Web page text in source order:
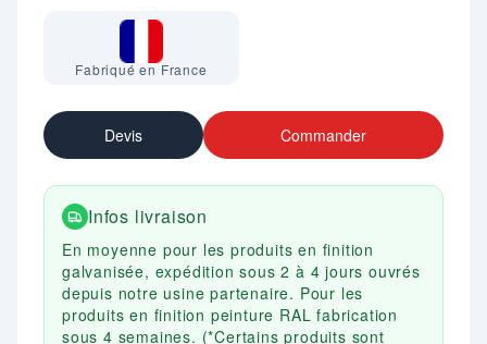
Fabriqué en France
Devis Commander
Infos livraison
En moyenne pour les produits en finition
galvanisée, expédition sous 2 à 4 jours ouvrés
depuis notre usine partenaire. Pour les
produits en finition peinture RAL fabrication
sous 4 semaines. (*Certains produits sont